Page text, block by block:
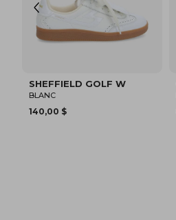
SHEFFIELD GOLF W
OR
87,47 $